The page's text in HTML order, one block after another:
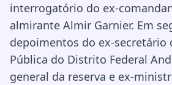
interrogatório do ex-
almirante Almir Garnier. Em
depoimentos do ex-secretário
Pública do Distrito Federal
general da reserva e ex-